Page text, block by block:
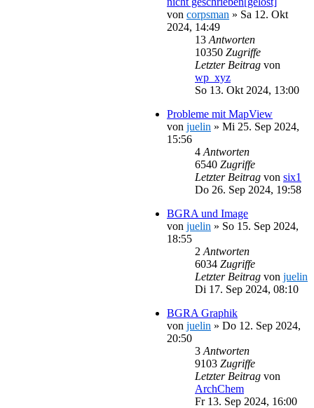
von corpsman » Sa 12. Okt
2024, 14:49
13 Antworten
10350 Zugriffe
Letzter Beitrag von
wp_xyz
So 13. Okt 2024, 13:00
Probleme mit MapView
von juelin » Mi 25. Sep 2024,
15:56
4 Antworten
6540 Zugriffe
Letzter Beitrag von six1
Do 26. Sep 2024, 19:58
BGRA und Image
von juelin » So 15. Sep 2024,
18:55
2 Antworten
6034 Zugriffe
Letzter Beitrag von juelin
Di 17. Sep 2024, 08:10
BGRA Graphik
von juelin » Do 12. Sep 2024,
20:50
3 Antworten
9103 Zugriffe
Letzter Beitrag von
ArchChem
Fr 13. Sep 2024, 16:00